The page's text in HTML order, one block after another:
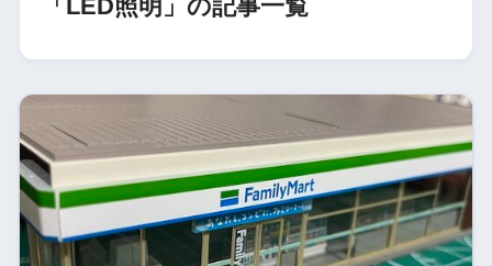
「LED照明」の記事一覧